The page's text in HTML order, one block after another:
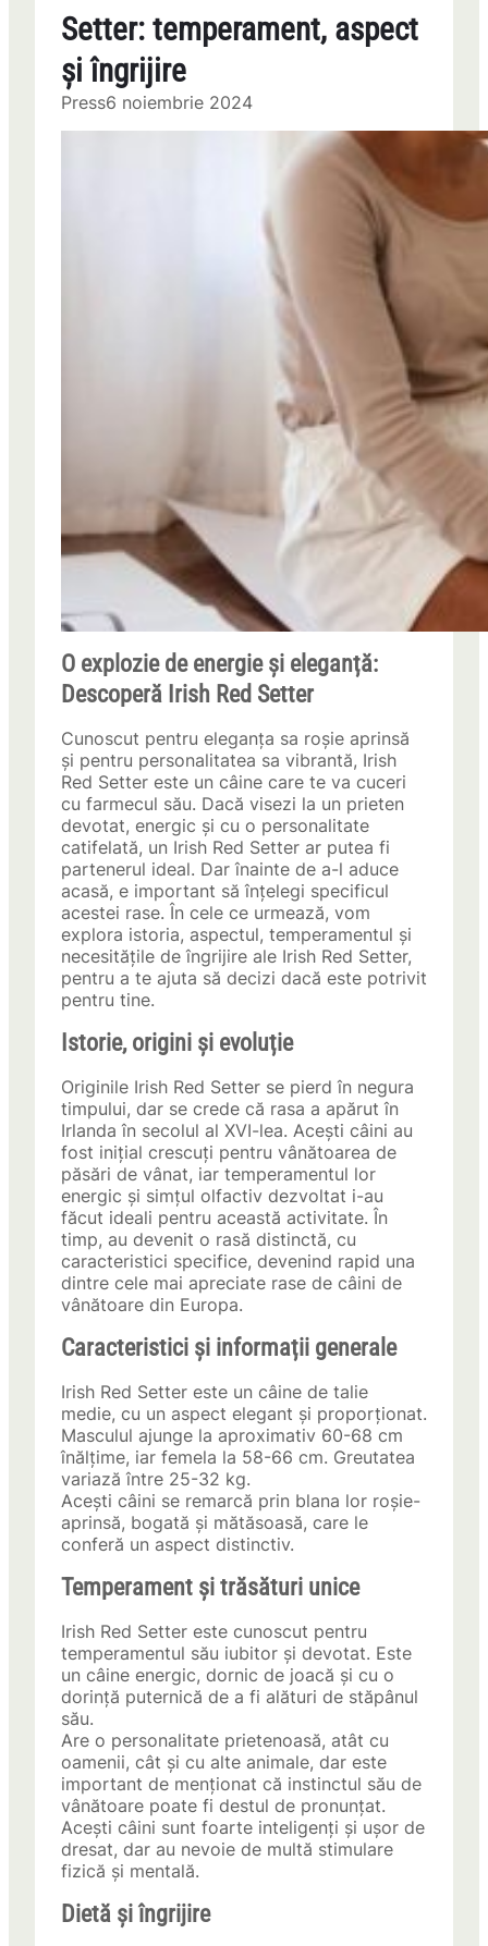
Setter: temperament, aspect
și îngrijire
Press6 noiembrie 2024
O explozie de energie și eleganță:
Descoperă Irish Red Setter
Cunoscut pentru eleganța sa roșie aprinsă
și pentru personalitatea sa vibrantă, Irish
Red Setter este un câine care te va cuceri
cu farmecul său. Dacă visezi la un prieten
devotat, energic și cu o personalitate
catifelată, un Irish Red Setter ar putea fi
partenerul ideal. Dar înainte de a-l aduce
acasă, e important să înțelegi specificul
acestei rase. În cele ce urmează, vom
explora istoria, aspectul, temperamentul și
necesitățile de îngrijire ale Irish Red Setter,
pentru a te ajuta să decizi dacă este potrivit
pentru tine.
Istorie, origini și evoluție
Originile Irish Red Setter se pierd în negura
timpului, dar se crede că rasa a apărut în
Irlanda în secolul al XVI-lea. Acești câini au
fost inițial crescuți pentru vânătoarea de
păsări de vânat, iar temperamentul lor
energic și simțul olfactiv dezvoltat i-au
făcut ideali pentru această activitate. În
timp, au devenit o rasă distinctă, cu
caracteristici specifice, devenind rapid una
dintre cele mai apreciate rase de câini de
vânătoare din Europa.
Caracteristici și informații generale
Irish Red Setter este un câine de talie
medie, cu un aspect elegant și proporționat.
Masculul ajunge la aproximativ 60-68 cm
înălțime, iar femela la 58-66 cm. Greutatea
variază între 25-32 kg.
Acești câini se remarcă prin blana lor roșie-
aprinsă, bogată și mătăsoasă, care le
conferă un aspect distinctiv.
Temperament și trăsături unice
Irish Red Setter este cunoscut pentru
temperamentul său iubitor și devotat. Este
un câine energic, dornic de joacă și cu o
dorință puternică de a fi alături de stăpânul
său.
Are o personalitate prietenoasă, atât cu
oamenii, cât și cu alte animale, dar este
important de menționat că instinctul său de
vânătoare poate fi destul de pronunțat.
Acești câini sunt foarte inteligenți și ușor de
dresat, dar au nevoie de multă stimulare
fizică și mentală.
Dietă și îngrijire